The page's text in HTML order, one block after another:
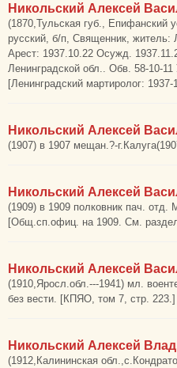
Никольский Алексей
(1870,Тульская губ., Епифанский
русский, б/п, Священник, житель:
Арест: 1937.10.22 Осужд.
Ленинградской обл.. Обв. 58-10-
[Ленинградский мартиролог: 1937-
Никольский Алексей
(1907) в 1907 мещан.?-
Никольский Алексей
(1909) в 1909 полковник пач. отд.
[Общ.сп.офиц. на 1909. См.
Никольский Алексей
(1910,Яросл.обл.---1941) мл.
без вести. [КПЯО, том 7, стр. 223.]
Никольский Алексей
(1912,Калининская